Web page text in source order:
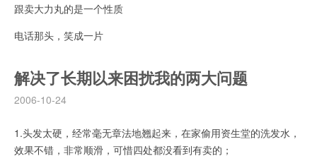
跟卖大力丸的是一个性质
电话那头，笑成一片
解决了长期以来困扰我的两大问题
2006-10-24
1.头发太硬，经常毫无章法地翘起来，在家偷用资生堂的洗发水，
效果不错，非常顺滑，可惜四处都没看到有卖的；